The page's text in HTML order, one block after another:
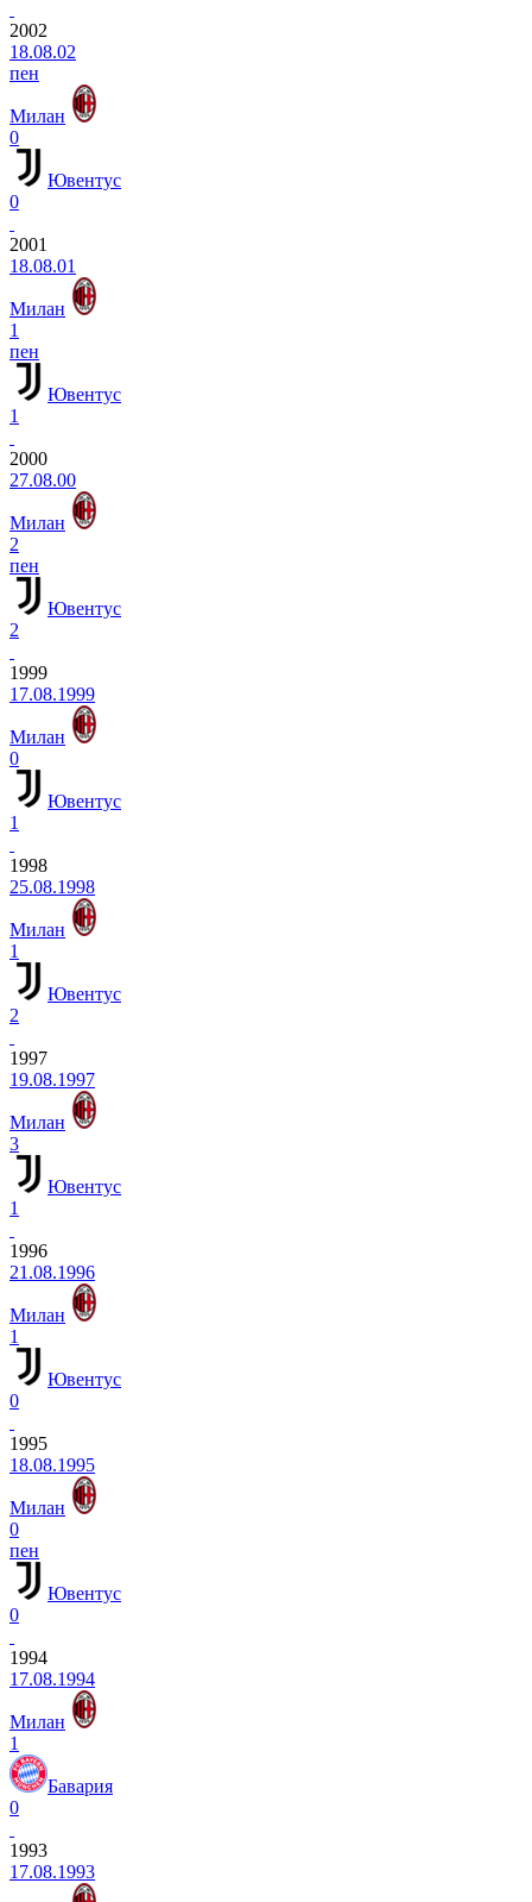
2002
18.08.02
пен
Милан
0
Ювентус
0
2001
18.08.01
Милан
1
пен
Ювентус
1
2000
27.08.00
Милан
2
пен
Ювентус
2
1999
17.08.1999
Милан
0
Ювентус
1
1998
25.08.1998
Милан
1
Ювентус
2
1997
19.08.1997
Милан
3
Ювентус
1
1996
21.08.1996
Милан
1
Ювентус
0
1995
18.08.1995
Милан
0
пен
Ювентус
0
1994
17.08.1994
Милан
1
Бавария
0
1993
17.08.1993